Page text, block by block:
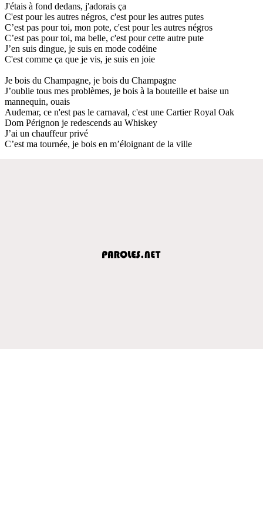
J'étais à fond dedans, j'adorais ça
C'est pour les autres négros, c'est pour les autres putes
C’est pas pour toi, mon pote, c'est pour les autres négros
C’est pas pour toi, ma belle, c'est pour cette autre pute
J’en suis dingue, je suis en mode codéine
C'est comme ça que je vis, je suis en joie
Je bois du Champagne, je bois du Champagne
J’oublie tous mes problèmes, je bois à la bouteille et baise un
mannequin, ouais
Audemar, ce n'est pas le carnaval, c'est une Cartier Royal Oak
Dom Pérignon je redescends au Whiskey
J’ai un chauffeur privé
C’est ma tournée, je bois en m’éloignant de la ville